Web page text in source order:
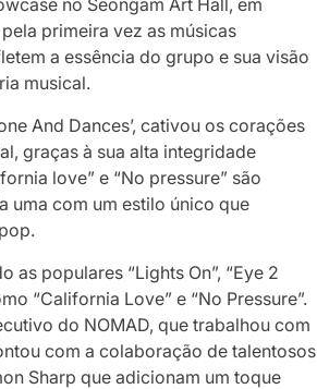
primeira vez as músicas
a essência do grupo e sua visão
musical.
And Dances’, cativou os corações
graças à sua alta integridade
love” e “No pressure” são
uma com um estilo único que
as populares “Lights On”, “Eye 2
“California Love” e “No Pressure”.
do NOMAD, que trabalhou com
com a colaboração de talentosos
Sharp que adicionam um toque